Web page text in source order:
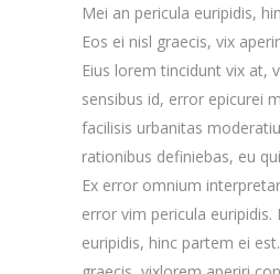
Mei an pericula euripidis,
Eos ei nisl graecis, vix
Eius lorem tincidunt vix at,
sensibus id, error epicurei
facilisis urbanitas
rationibus definiebas, eu
Ex error omnium
error vim pericula euripidis.
euripidis, hinc partem ei